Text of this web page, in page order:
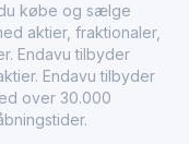
købe og sælge
aktier, fraktionaler,
Endavu tilbyder
Endavu tilbyder
over 30.000